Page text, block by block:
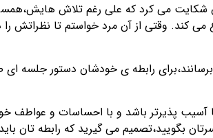
شکایت می کرد که علی رغم تلاش
می کند. وقتی از آن مرد خواستم تا نظراتش را
رابطه ی خودشان دستور جلسه ای
یا آسیب پذیرتر باشد و با احساسات و عواطف
بگویید،تصمیم می گیرید که رابطه تان